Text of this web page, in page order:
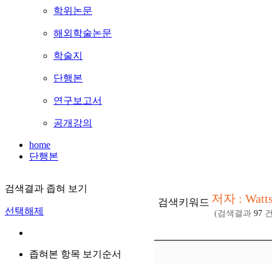
학위논문
해외학술논문
학술지
단행본
연구보고서
공개강의
home
단행본
검색결과 좁혀 보기
선택해제
좁혀본 항목 보기순서
검색키워드 저자 :
(검색결과 97